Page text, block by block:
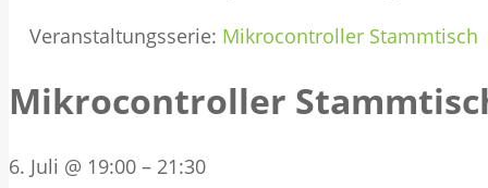
Veranstaltungsserie: Mikrocontroller Stammtisch
Mikrocontroller
6. Juli @ 19:00 – 21:30